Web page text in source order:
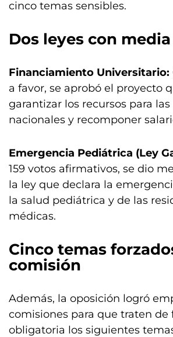
cinco temas sensibles.
Dos leyes con
Financiamiento Universitario:
a favor, se aprobó el proyecto
garantizar los recursos para
nacionales y recomponer
Emergencia Pediátrica (Ley
159 votos afirmativos, se dio
la ley que declara la
la salud pediátrica y de las
médicas.
Cinco temas
comisión
Además, la oposición logró
comisiones para que traten de
obligatoria los siguientes